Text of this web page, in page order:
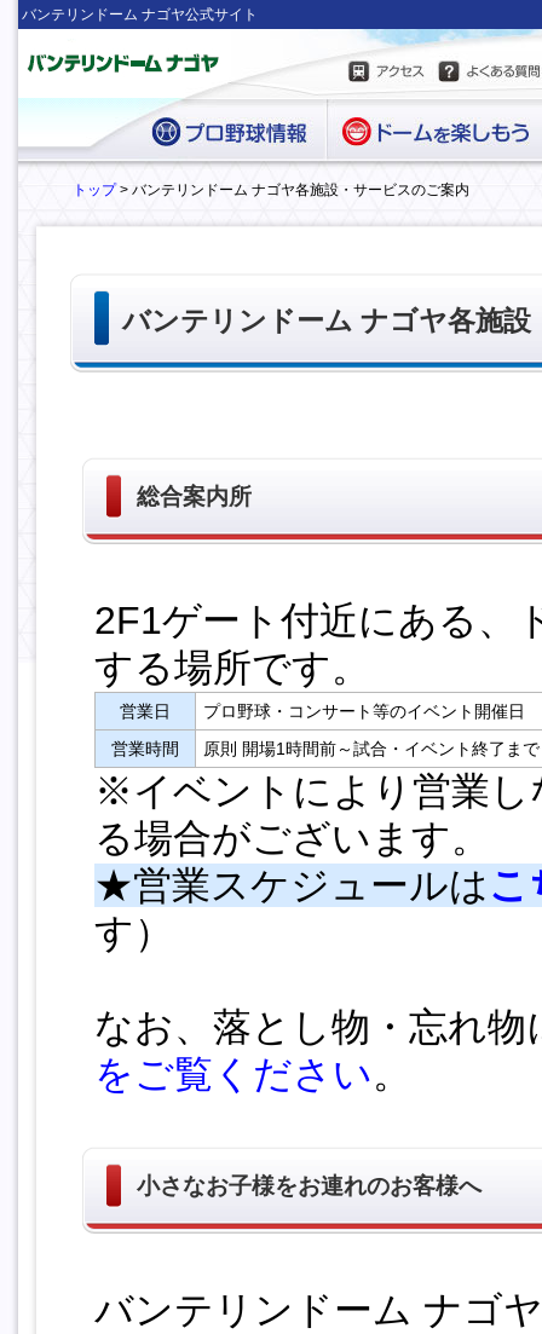
バンテリンドーム ナゴヤ公式サイト
トップ> バンテリンドーム ナゴヤ各施設・サービスのご案内
バンテリンドーム ナゴヤ各施設
総合案内所
2F1ゲート付近にある、
する場所です。
営業日
プロ野球・コンサート等のイベント開催日
営業時間
原則 開場1時間前～試合・イベント終了まで
※イベントにより営業し
る場合がございます。
★営業スケジュールはこ
す）
なお、落とし物・忘れ
をご覧ください。
小さなお子様をお連れのお客様へ
バンテリンドーム ナゴ